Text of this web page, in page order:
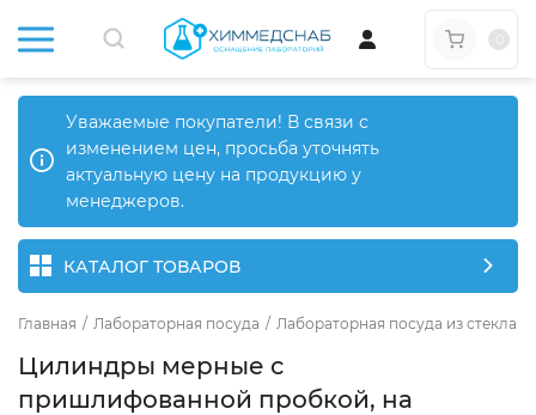
Уважаемые покупатели! В связи с
изменением цен, просьба уточнять
актуальную цену на продукцию у
менеджеров.
КАТАЛОГ ТОВАРОВ
Главная / Лабораторная посуда / Лабораторная посуда из стекла
Цилиндры мерные с
пришлифованной пробкой, на